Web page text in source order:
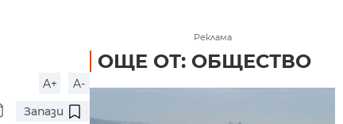
A+
A-
Запази
Реклама
ОЩЕ ОТ: ОБЩЕСТВО